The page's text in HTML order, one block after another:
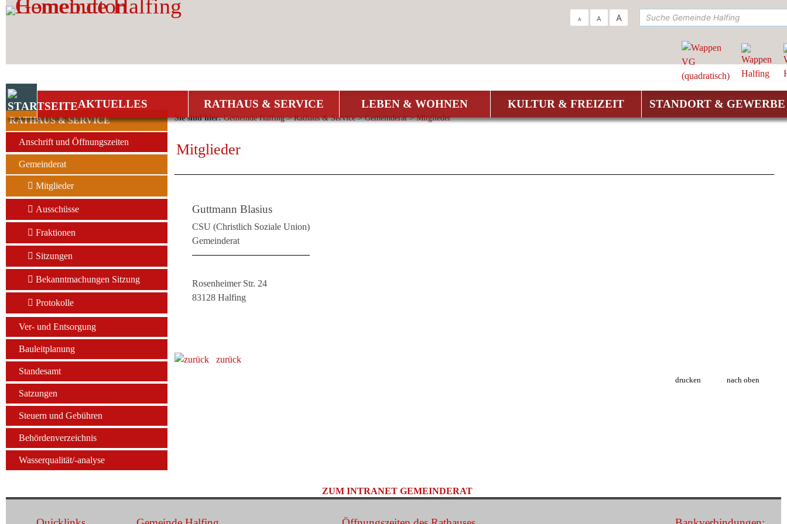
Zum Inhalt,zur Navigationoderzur Startseitespringen.
A A A
AKTUELLES RATHAUS & SERVICE LEBEN & WOHNEN KULTUR & FREIZEIT STANDORT & GEWERBE
RATHAUS & SERVICE
Anschrift und Öffnungszeiten
Gemeinderat
Mitglieder
Ausschüsse
Fraktionen
Sitzungen
Bekanntmachungen Sitzung
Protokolle
Ver- und Entsorgung
Bauleitplanung
Standesamt
Satzungen
Steuern und Gebühren
Behördenverzeichnis
Wasserqualität/-analyse
Sie sind hier: Gemeinde Halfing>Rathaus & Service>Gemeinderat>Mitglieder
Mitglieder
Guttmann Blasius
CSU (Christlich Soziale Union)
Gemeinderat
Rosenheimer Str. 24
83128 Halfing
zurück
drucken nach oben
ZUM INTRANET GEMEINDERAT